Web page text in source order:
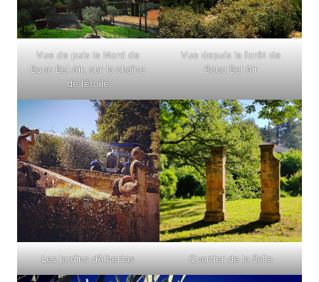
Vue de puis le Nord de
Bouc Bel Air, sur la chaîne
de l’étoile
Vue depuis la forêt de
Bouc Bel Air
Les jardins d’Albertas Quartier de la Salle